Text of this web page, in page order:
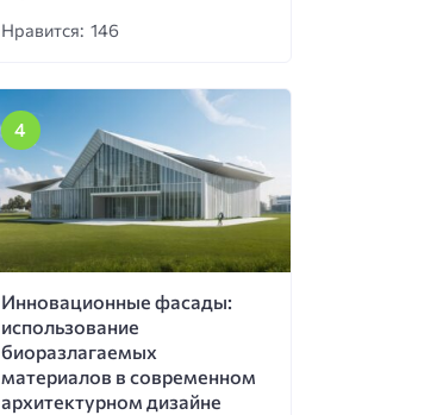
Нравится: 146
Инновационные фасады:
использование
биоразлагаемых
материалов в современном
архитектурном дизайне